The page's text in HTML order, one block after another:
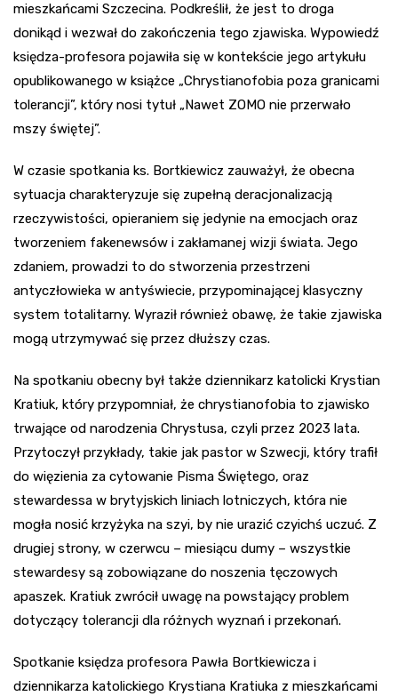
mieszkańcami Szczecina. Podkreślił, że jest to droga
donikąd i wezwał do zakończenia tego zjawiska. Wypowiedź
księdza-profesora pojawiła się w kontekście jego artykułu
opublikowanego w książce „Chrystianofobia poza granicami
tolerancji”, który nosi tytuł „Nawet ZOMO nie przerwało
mszy świętej”.
W czasie spotkania ks. Bortkiewicz zauważył, że obecna
sytuacja charakteryzuje się zupełną deracjonalizacją
rzeczywistości, opieraniem się jedynie na emocjach oraz
tworzeniem fakenewsów i zakłamanej wizji świata. Jego
zdaniem, prowadzi to do stworzenia przestrzeni
antyczłowieka w antyświecie, przypominającej klasyczny
system totalitarny. Wyraził również obawę, że takie zjawiska
mogą utrzymywać się przez dłuższy czas.
Na spotkaniu obecny był także dziennikarz katolicki Krystian
Kratiuk, który przypomniał, że chrystianofobia to zjawisko
trwające od narodzenia Chrystusa, czyli przez 2023 lata.
Przytoczył przykłady, takie jak pastor w Szwecji, który trafił
do więzienia za cytowanie Pisma Świętego, oraz
stewardessa w brytyjskich liniach lotniczych, która nie
mogła nosić krzyżyka na szyi, by nie urazić czyichś uczuć. Z
drugiej strony, w czerwcu – miesiącu dumy – wszystkie
stewardesy są zobowiązane do noszenia tęczowych
apaszek. Kratiuk zwrócił uwagę na powstający problem
dotyczący tolerancji dla różnych wyznań i przekonań.
Spotkanie księdza profesora Pawła Bortkiewicza i
dziennikarza katolickiego Krystiana Kratiuka z mieszkańcami